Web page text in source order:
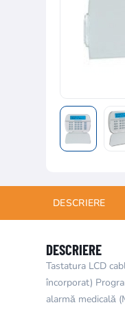
DESCRIERE
DESCRIERE
Tastatura LCD
încorporat)
alarmă medicală